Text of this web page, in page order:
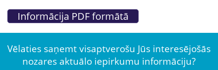
Vēlaties saņemt visaptverošu Jūs interesējošās
nozares aktuālo iepirkumu informāciju?